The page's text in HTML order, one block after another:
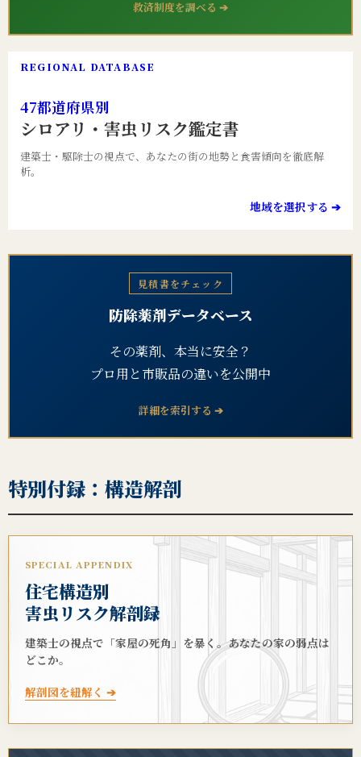
救済制度を調べる ➔
REGIONAL DATABASE
47都道府県別
シロアリ・害虫リスク鑑定書
建築士・駆除士の視点で、あなたの街の地勢と食害傾向を徹底解
析。
地域を選択する ➔
見積書をチェック
防除薬剤データベース
その薬剤、本当に安全？
プロ用と市販品の違いを公開中
詳細を索引する ➔
特別付録：構造解剖
SPECIAL APPENDIX
住宅構造別
害虫リスク解剖録
建築士の視点で「家屋の死角」を暴く。あなたの家の弱点は
どこか。
解剖図を紐解く ➔